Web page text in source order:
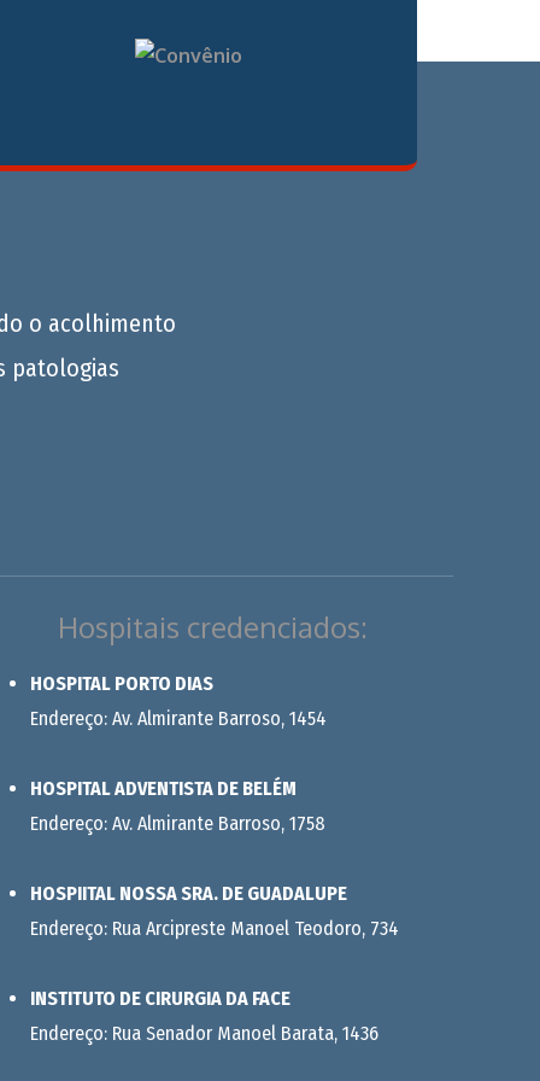
o acolhimento
patologias
Hospitais credenciados:
HOSPITAL PORTO DIAS
Endereço: Av. Almirante Barroso, 1454
HOSPITAL ADVENTISTA DE BELÉM
Endereço: Av. Almirante Barroso, 1758
HOSPIITAL NOSSA SRA. DE GUADALUPE
Endereço: Rua Arcipreste Manoel Teodoro, 734
INSTITUTO DE CIRURGIA DA FACE
Endereço: Rua Senador Manoel Barata, 1436